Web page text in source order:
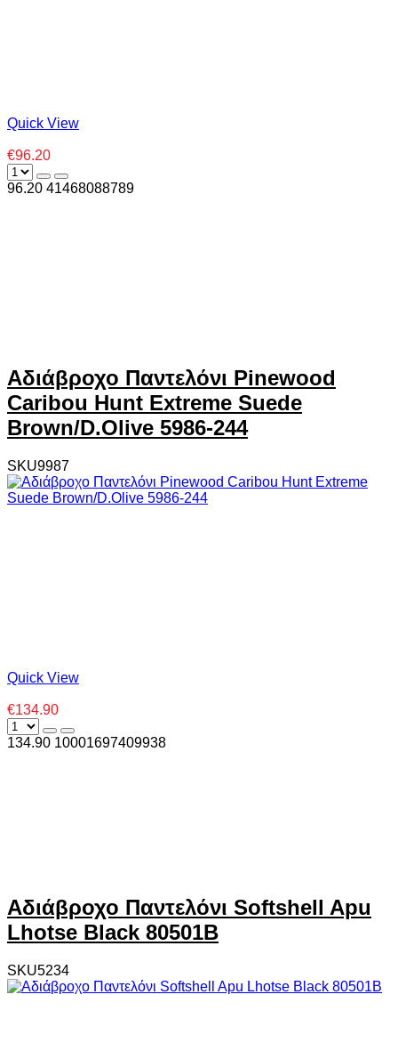
Quick View
€96.20
96.20 41468088789
Αδιάβροχο Παντελόνι Pinewood
Caribou Hunt Extreme Suede
Brown/D.Olive 5986-244
SKU9987
Quick View
€134.90
134.90 10001697409938
Αδιάβροχο Παντελόνι Softshell Apu
Lhotse Black 80501B
SKU5234